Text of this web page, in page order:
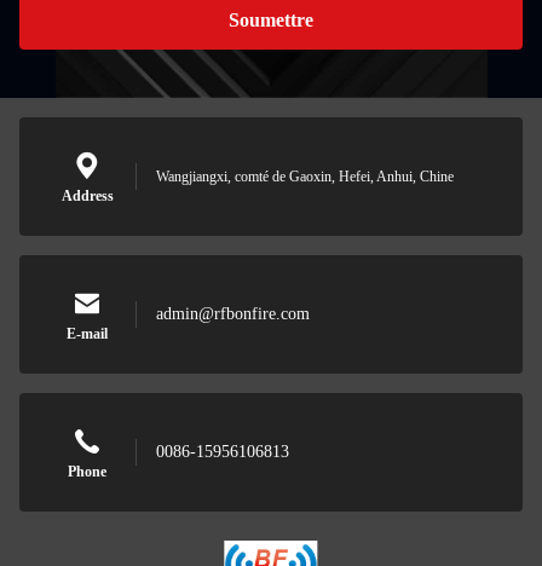
Soumettre
Address
Wangjiangxi, comté de Gaoxin, Hefei, Anhui, Chine
E-mail
admin@rfbonfire.com
Phone
0086-15956106813